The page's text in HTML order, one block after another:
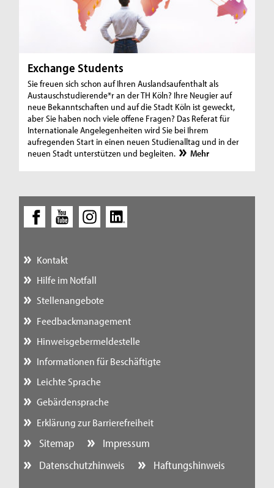
Exchange Students
Sie freuen sich schon auf Ihren Auslandsaufenthalt als
Austauschstudierende*r an der TH Köln? Ihre Neugier auf
neue Bekanntschaften und auf die Stadt Köln ist geweckt,
aber Sie haben noch viele offene Fragen? Das Referat für
Internationale Angelegenheiten wird Sie bei Ihrem
aufregenden Start in einen neuen Studienalltag und in der
neuen Stadt unterstützen und begleiten.
Mehr
Kontakt
Hilfe im Notfall
Stellenangebote
Feedbackmanagement
Hinweisgebermeldestelle
Informationen für Beschäftigte
Leichte Sprache
Gebärdensprache
Erklärung zur Barrierefreiheit
Sitemap
Impressum
Datenschutzhinweis
Haftungshinweis